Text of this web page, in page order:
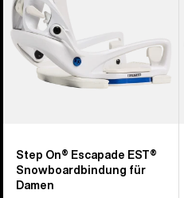
Damen
Step On® Escapade EST®
Snowboardbindung für
Damen